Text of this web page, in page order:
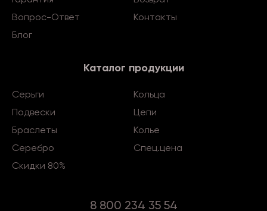
Вопрос-Ответ
Контакты
Блог
Каталог продукции
Серьги
Кольца
Подвески
Цепи
Браслеты
Колье
Серебро
Спец.цена
Скидки 80%
8 800 234 35 54